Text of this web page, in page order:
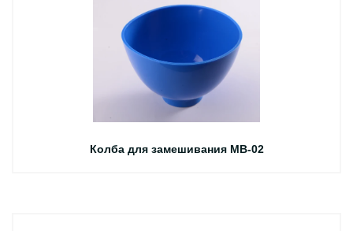
Колба для замешивания MB-02